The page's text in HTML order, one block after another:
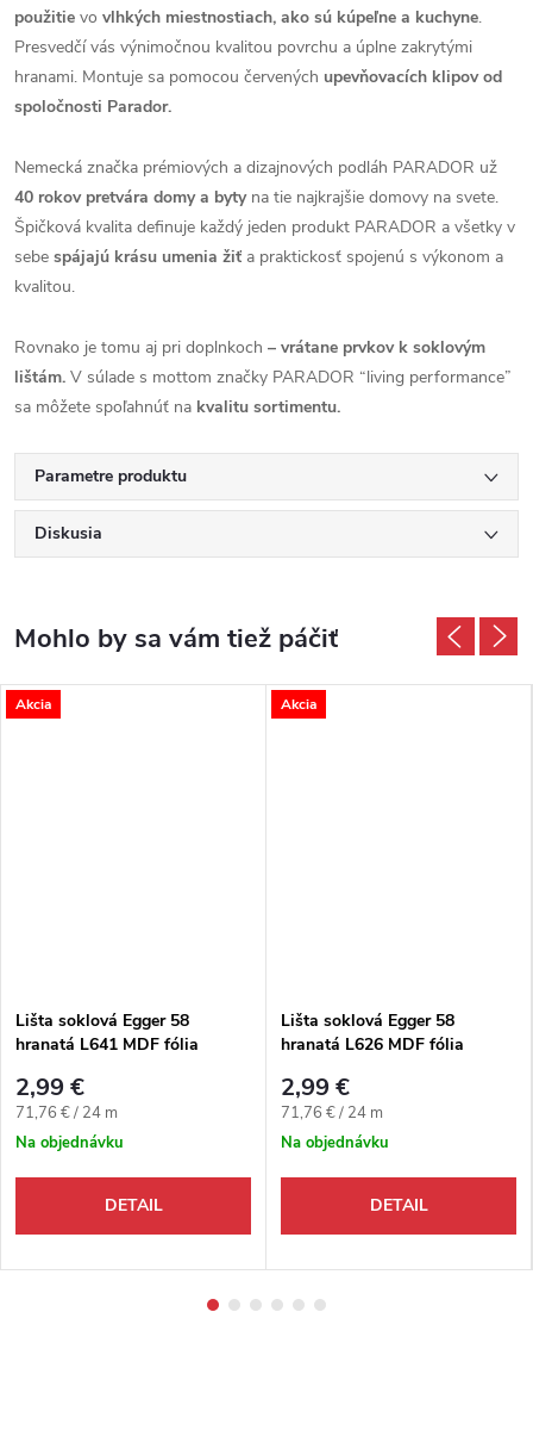
použitie vo vlhkých miestnostiach, ako sú kúpeľne a kuchyne.
Presvedčí vás výnimočnou kvalitou povrchu a úplne zakrytými
hranami. Montuje sa pomocou červených upevňovacích klipov od
spoločnosti Parador.
Nemecká značka prémiových a dizajnových podláh PARADOR už
40 rokov pretvára domy a byty na tie najkrajšie domovy na svete.
Špičková kvalita definuje každý jeden produkt PARADOR a všetky v
sebe spájajú krásu umenia žiť a praktickosť spojenú s výkonom a
kvalitou.
Rovnako je tomu aj pri doplnkoch – vrátane prvkov k soklovým
lištám. V súlade s mottom značky PARADOR “living performance”
sa môžete spoľahnúť na kvalitu sortimentu.
Parametre produktu
Diskusia
Akcia
Lišta soklová Egger 58
hranatá L641 MDF fólia
2,99 €
Jednotková cena:
71,76 € / 24 m
Na objednávku
DETAIL
Akcia
Lišta soklová Egger 58
hranatá L626 MDF fólia
2,99 €
Jednotková cena:
71,76 € / 24 m
Na objednávku
DETAIL